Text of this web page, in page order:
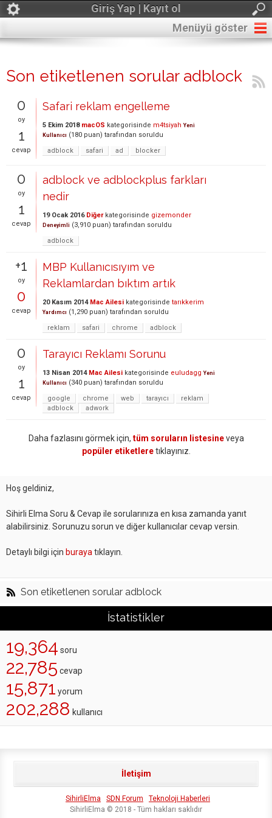
Giriş Yap | Kayıt ol
Menüyü göster
Son etiketlenen sorular adblock
0
oy
1
cevap
Safari reklam engelleme
5 Ekim 2018 macOS kategorisinde m4tsiyah Yeni
Kullanıcı (180 puan) tarafından soruldu
adblock
safari ad blocker
0
oy
1
cevap
adblock ve adblockplus farkları
nedir
19 Ocak 2016 Diğerkategorisinde gizemonder
Deneyimli (3,910 puan) tarafından soruldu
adblock
+1
oy
0
cevap
MBP Kullanıcısıyım ve
Reklamlardan bıktım artık
20 Kasım 2014 Mac Ailesi kategorisinde tarıkkerim
Yardımcı (1,290 puan) tarafından soruldu
reklam
safari chrome adblock
0
oy
1
cevap
Tarayıcı Reklamı Sorunu
13 Nisan 2014 Mac Ailesi kategorisinde euludagg Yeni
Kullanıcı (340 puan) tarafından soruldu
google
chrome web tarayıcı
reklam
adblock
adwork
Daha fazlasını görmek için, tüm soruların listesineveya
popüler etiketleretıklayınız.
Hoş geldiniz,
Sihirli Elma Soru & Cevap ile sorularınıza en kısa zamanda yanıt
alabilirsiniz. Sorunuzu sorun ve diğer kullanıcılar cevap versin.
Detaylı bilgi için buraya tıklayın.
Son etiketlenen sorular adblock
İstatistikler
19,364 soru
22,785 cevap
15,871 yorum
202,288 kullanıcı
İletişim
SihirliElma SDN Forum
Teknoloji Haberleri
SihirliElma © 2018 - Tüm hakları saklıdır